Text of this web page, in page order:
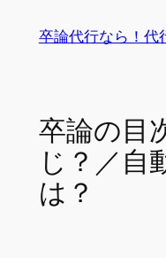
卒論代行なら！代
卒論の目
じ？／自
は？